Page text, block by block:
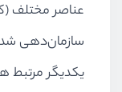
عناصر مختلف
سازمان‌دهی
یکدیگر مرتبط